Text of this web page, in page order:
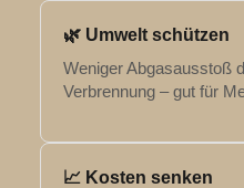
🌿 Umwelt schützen
Weniger Abgasausstoß
Verbrennung – gut für
📈 Kosten senken